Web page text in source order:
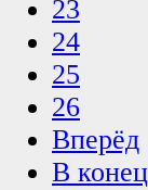
23
24
25
26
Вперёд
В конец